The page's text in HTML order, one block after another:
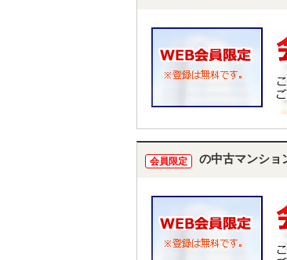
会員限定 の中古マンショ